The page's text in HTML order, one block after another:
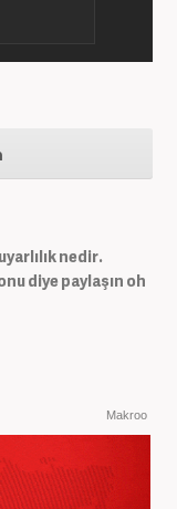
nedir.
diye paylaşın oh
Makroo